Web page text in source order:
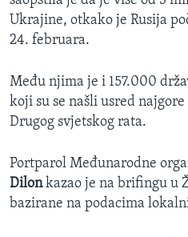
Ukrajine, otkako je Rusija
24. februara.
Među njima je i 157.000
koji su se našli usred
Drugog svjetskog rata.
Portparol Međunarodne
Dilonkazao je na brifingu u
bazirane na podacima